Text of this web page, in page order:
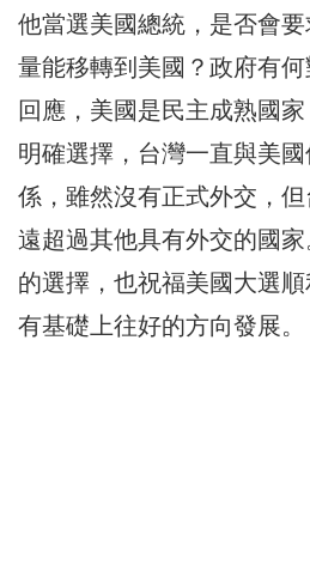
他當選美國總統，是否會
量能移轉到美國？政府有
回應，美國是民主成熟國
明確選擇，台灣一直與美
係，雖然沒有正式外交，
遠超過其他具有外交的國
的選擇，也祝福美國大選
有基礎上往好的方向發展。